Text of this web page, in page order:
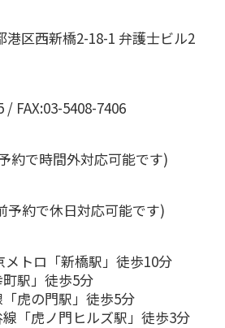
港区西新橋2-18-1 弁護士ビル2
/ FAX:03-5408-7406
約で時間外対応可能です)
予約で休日対応可能です)
メトロ「新橋駅」徒歩10分
駅」徒歩5分
虎の門駅」徒歩5分
「虎ノ門ヒルズ駅」徒歩3分